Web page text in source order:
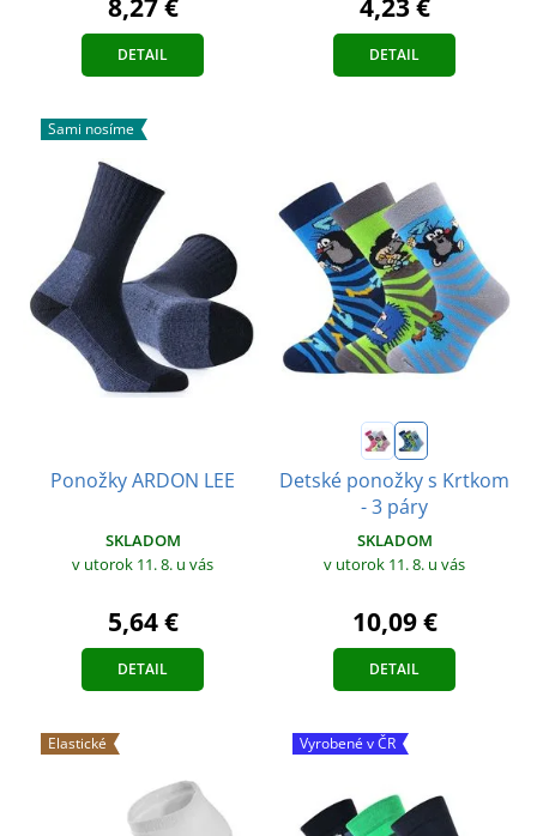
8,27 €
DETAIL
4,23 €
DETAIL
Sami nosíme
Ponožky ARDON LEE
SKLADOM
v utorok 11. 8. u vás
5,64 €
DETAIL
Detské ponožky s Krtkom
- 3 páry
SKLADOM
v utorok 11. 8. u vás
10,09 €
DETAIL
Elastické Vyrobené v ČR